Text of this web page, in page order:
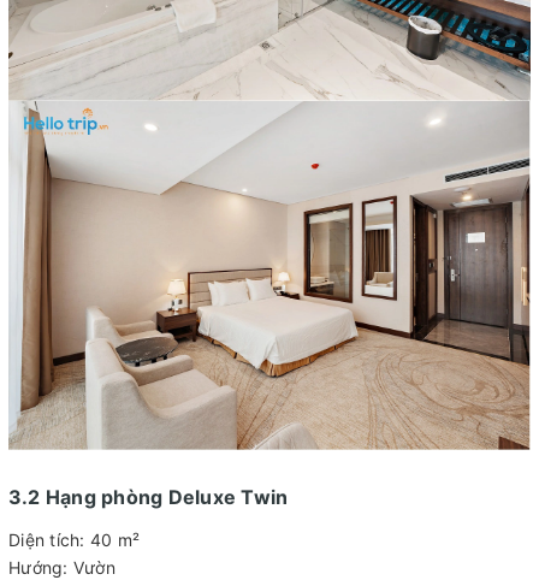
3.2 Hạng phòng Deluxe Twin
Diện tích: 40 m²
Hướng: Vườn